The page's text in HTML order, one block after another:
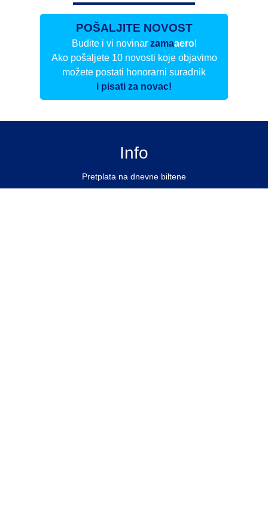
POŠALJITE NOVOST
Budite i vi novinar zamaaero!
Ako pošaljete 10 novosti koje objavimo
možete postati honorarni suradnik
i pisati za novac!
Info
Pretplata na dnevne biltene